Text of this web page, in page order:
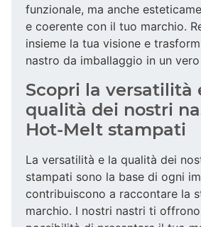
funzionale, ma anche
e coerente con il tuo marchio.
insieme la tua visione e
nastro da imballaggio in un
Scopri la versatilità
qualità dei nostri
Hot-Melt stampati
La versatilità e la qualità dei
stampati sono la base di ogni
contribuiscono a raccontare la
marchio. I nostri nastri ti